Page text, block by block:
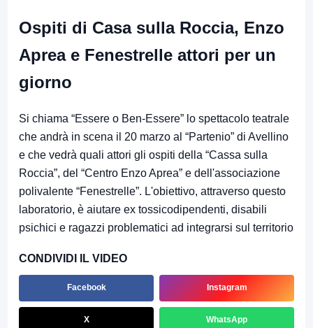
Ospiti di Casa sulla Roccia, Enzo
Aprea e Fenestrelle attori per un
giorno
Si chiama “Essere o Ben-Essere” lo spettacolo teatrale
che andrà in scena il 20 marzo al “Partenio” di Avellino
e che vedrà quali attori gli ospiti della “Cassa sulla
Roccia”, del “Centro Enzo Aprea” e dell'associazione
polivalente “Fenestrelle”. L'obiettivo, attraverso questo
laboratorio, è aiutare ex tossicodipendenti, disabili
psichici e ragazzi problematici ad integrarsi sul territorio
CONDIVIDI IL VIDEO
Facebook Instagram
X WhatsApp